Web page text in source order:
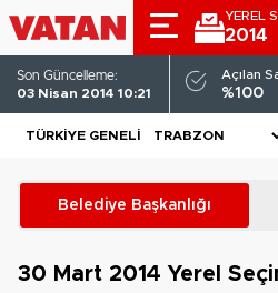
YEREL
2014
Son Güncelleme:
03 Nisan 2014 10:21
Açılan
%100
TÜRKIYE GENELI
Belediye Başkanlığı
30 Mart 2014 Yerel